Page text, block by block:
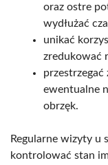
oraz ostre
wydłużać
unikać
zredukować
ewentualne
obrzęk.
Regularne wizyty u
kontrolować stan